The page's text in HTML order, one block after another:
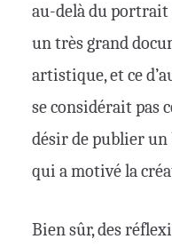
au-delà du portrait
un très grand
artistique, et ce
se considérait pas
désir de publier
qui a motivé la
Bien sûr, des